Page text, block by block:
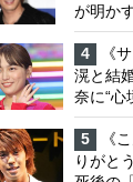
が明か
メッセ
4
《
滉と結
奈に“心
主演映
って「
じた壮
5
《
りがと